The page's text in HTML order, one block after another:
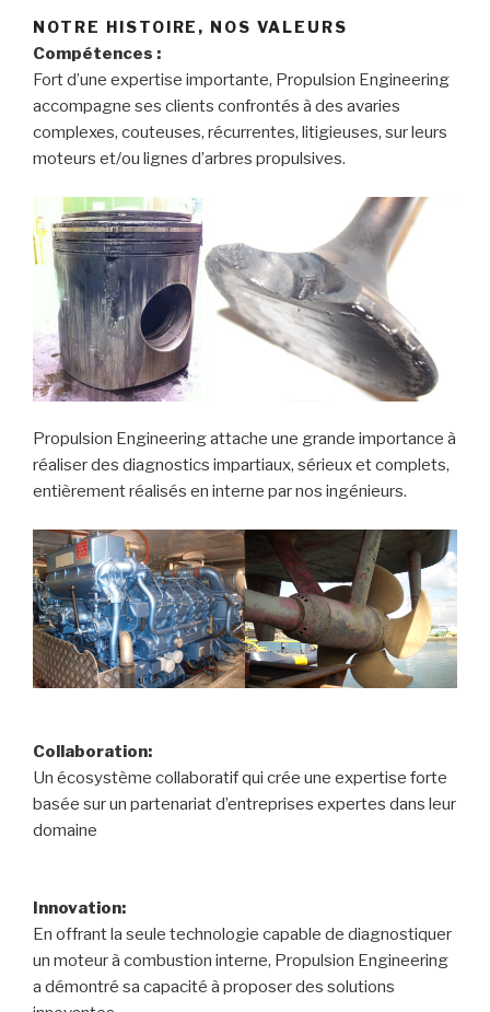
NOTRE HISTOIRE, NOS VALEURS
Compétences :
Fort d’une expertise importante, Propulsion Engineering
accompagne ses clients confrontés à des avaries
complexes, couteuses, récurrentes, litigieuses, sur leurs
moteurs et/ou lignes d’arbres propulsives.
Propulsion Engineering attache une grande importance à
réaliser des diagnostics impartiaux, sérieux et complets,
entièrement réalisés en interne par nos ingénieurs.
Collaboration:
Un écosystème collaboratif qui crée une expertise forte
basée sur un partenariat d’entreprises expertes dans leur
domaine
Innovation:
En offrant la seule technologie capable de diagnostiquer
un moteur à combustion interne, Propulsion Engineering
a démontré sa capacité à proposer des solutions